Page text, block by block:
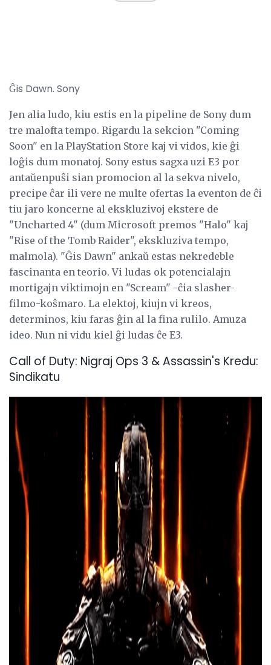
Ĝis Dawn. Sony
Jen alia ludo, kiu estis en la pipeline de Sony dum
tre malofta tempo. Rigardu la sekcion "Coming
Soon" en la PlayStation Store kaj vi vidos, kie ĝi
loĝis dum monatoj. Sony estus sagxa uzi E3 por
antaŭenpuŝi sian promocion al la sekva nivelo,
precipe ĉar ili vere ne multe ofertas la eventon de ĉi
tiu jaro koncerne al ekskluzivoj ekstere de
"Uncharted 4" (dum Microsoft premos "Halo" kaj
"Rise of the Tomb Raider", ekskluziva tempo,
malmola). "Ĝis Dawn" ankaŭ estas nekredeble
fascinanta en teorio. Vi ludas ok potencialajn
mortigajn viktimojn en "Scream" -ĉia slasher-
filmo-koŝmaro. La elektoj, kiujn vi kreos,
determinos, kiu faras ĝin al la fina rulilo. Amuza
ideo. Nun ni vidu kiel ĝi ludas ĉe E3.
Call of Duty: Nigraj Ops 3 & Assassin's Kredu:
Sindikatu